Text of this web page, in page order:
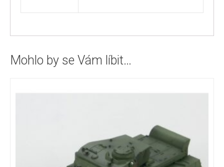
Mohlo by se Vám líbit…